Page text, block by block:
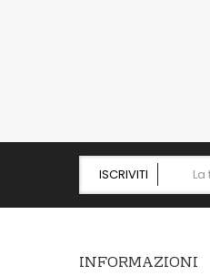
ISCRIVITI
INFORMAZIONI